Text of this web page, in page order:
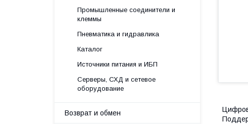
Промышленные соединители и
клеммы
Пневматика и гидравлика
Каталог
Источники питания и ИБП
Серверы, СХД и сетевое
оборудование
Возврат и обмен